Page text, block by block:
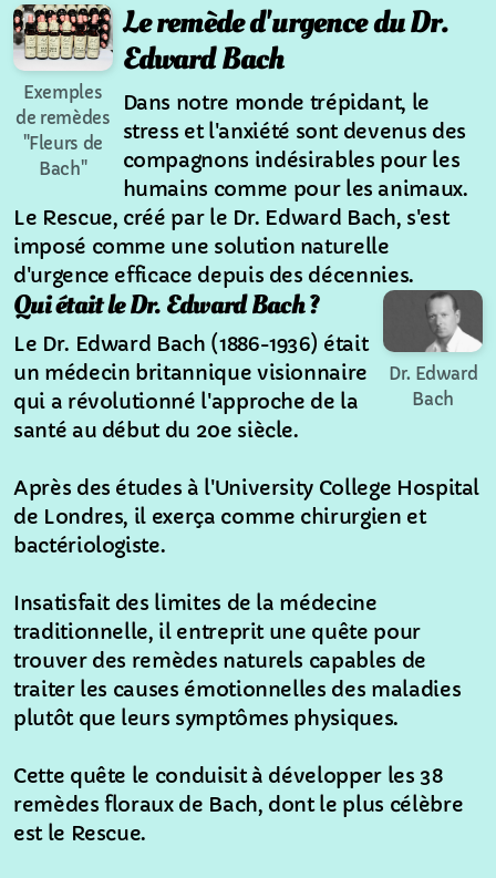
Exemples
de remèdes
"Fleurs de
Bach"
Le remède d'urgence du Dr.
Edward Bach
Dans notre monde trépidant, le
stress et l'anxiété sont devenus des
compagnons indésirables pour les
humains comme pour les animaux.
Le Rescue, créé par le Dr. Edward Bach, s'est
imposé comme une solution naturelle
d'urgence efficace depuis des décennies.
Dr. Edward
Bach
Qui était le Dr. Edward Bach ?
Le Dr. Edward Bach (1886-1936) était
un médecin britannique visionnaire
qui a révolutionné l'approche de la
santé au début du 20e siècle.
Après des études à l'University College Hospital
de Londres, il exerça comme chirurgien et
bactériologiste.
Insatisfait des limites de la médecine
traditionnelle, il entreprit une quête pour
trouver des remèdes naturels capables de
traiter les causes émotionnelles des maladies
plutôt que leurs symptômes physiques.
Cette quête le conduisit à développer les 38
remèdes floraux de Bach, dont le plus célèbre
est le Rescue.
Soin énergétique humain
Témoignages clients
Cabinets partenaires
Astuces naturelles
Les pétards et feux d'artifices
La diarrhée
Les muqueuses
L'argile
L'automne